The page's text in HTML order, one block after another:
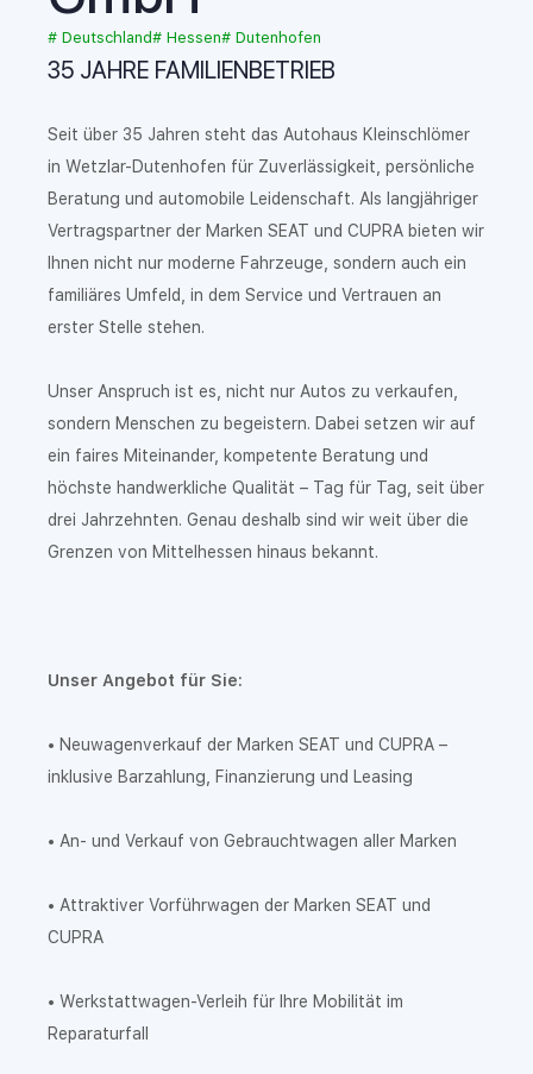
# Deutschland# Hessen# Dutenhofen
35 JAHRE FAMILIENBETRIEB
Seit über 35 Jahren steht das Autohaus Kleinschlömer
in Wetzlar-Dutenhofen für Zuverlässigkeit, persönliche
Beratung und automobile Leidenschaft. Als langjähriger
Vertragspartner der Marken SEAT und CUPRA bieten wir
Ihnen nicht nur moderne Fahrzeuge, sondern auch ein
familiäres Umfeld, in dem Service und Vertrauen an
erster Stelle stehen.
Unser Anspruch ist es, nicht nur Autos zu verkaufen,
sondern Menschen zu begeistern. Dabei setzen wir auf
ein faires Miteinander, kompetente Beratung und
höchste handwerkliche Qualität – Tag für Tag, seit über
drei Jahrzehnten. Genau deshalb sind wir weit über die
Grenzen von Mittelhessen hinaus bekannt.
Unser Angebot für Sie:
• Neuwagenverkauf der Marken SEAT und CUPRA –
inklusive Barzahlung, Finanzierung und Leasing
• An- und Verkauf von Gebrauchtwagen aller Marken
• Attraktiver Vorführwagen der Marken SEAT und
CUPRA
• Werkstattwagen-Verleih für Ihre Mobilität im
Reparaturfall